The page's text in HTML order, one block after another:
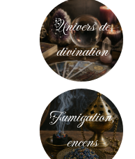
Univers de
divination
Fumigation,
encens